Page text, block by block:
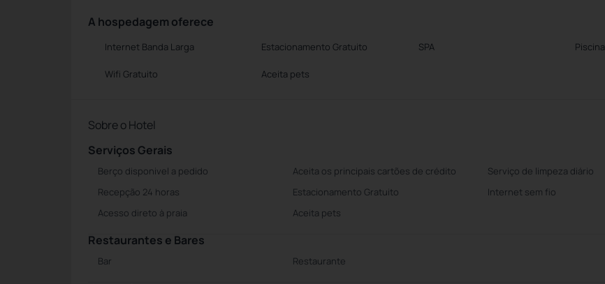
A hospedagem oferece
Internet Banda Larga Estacionamento Gratuito SPA Piscina
Wifi Gratuito Aceita pets
Sobre o Hotel
Serviços Gerais
Berço disponivel a pedido Aceita os principais cartões de crédito Serviço de limpeza diário
Recepção 24 horas
Estacionamento Gratuito Internet sem fio
Acesso direto à praia
Aceita pets
Restaurantes e Bares
Bar Restaurante